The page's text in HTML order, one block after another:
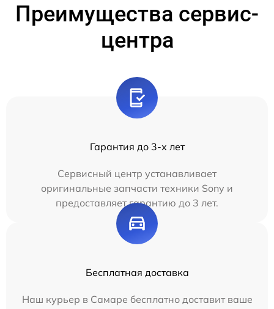
Преимущества сервис-
центра
Гарантия до 3-х лет
Сервисный центр устанавливает
оригинальные запчасти техники Sony и
предоставляет гарантию до 3 лет.
Бесплатная доставка
Наш курьер в Самаре бесплатно доставит ваше